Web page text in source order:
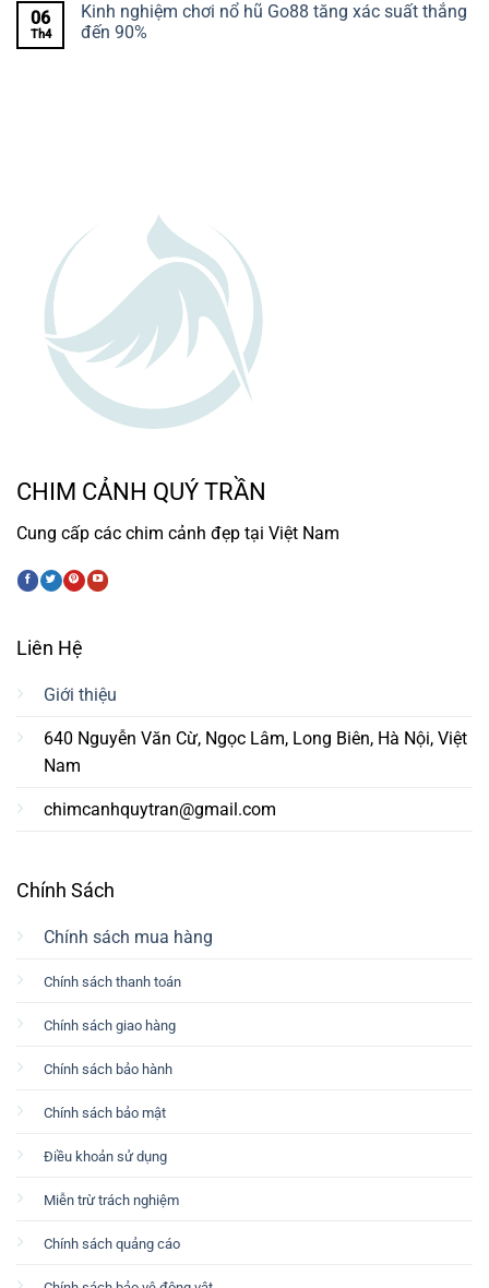
06
Th4
Kinh nghiệm chơi nổ hũ Go88 tăng xác suất thắng
đến 90%
CHIM CẢNH QUÝ TRẦN
Cung cấp các chim cảnh đẹp tại Việt Nam
Liên Hệ
Giới thiệu
640 Nguyễn Văn Cừ, Ngọc Lâm, Long Biên, Hà Nội, Việt
Nam
chimcanhquytran@gmail.com
Chính Sách
Chính sách mua hàng
Chính sách thanh toán
Chính sách giao hàng
Chính sách bảo hành
Chính sách bảo mật
Điều khoản sử dụng
Miễn trừ trách nghiệm
Chính sách quảng cáo